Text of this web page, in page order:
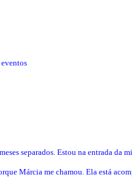
separados. Estou na entrada da
Márcia me chamou. Ela está